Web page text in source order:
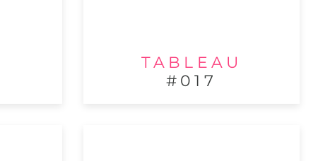
TABLEAU
#017